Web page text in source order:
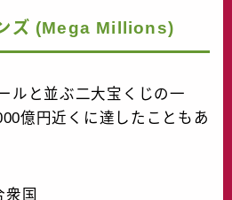
ズ (Mega Millions)
ルと並ぶ二大宝くじの一
億円近くに達したこともあ
衆国